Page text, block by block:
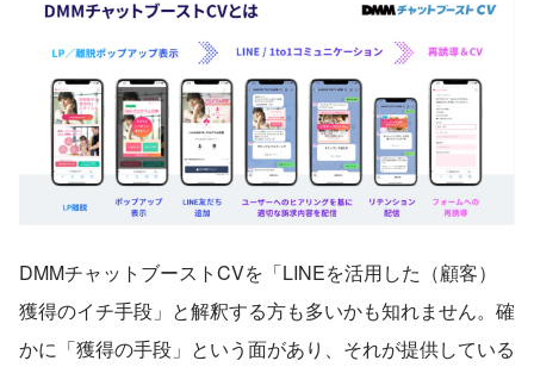
DMMチャットブーストCVを「LINEを活用した（顧客）
獲得のイチ手段」と解釈する方も多いかも知れません。確
かに「獲得の手段」という面があり、それが提供している